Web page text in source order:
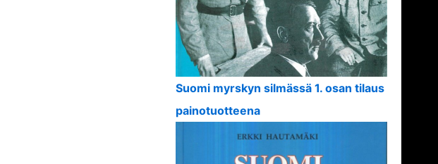
Suomi myrskyn silmässä 1. osan tilaus
painotuotteena